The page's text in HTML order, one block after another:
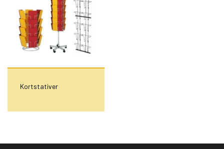
Kortstativer